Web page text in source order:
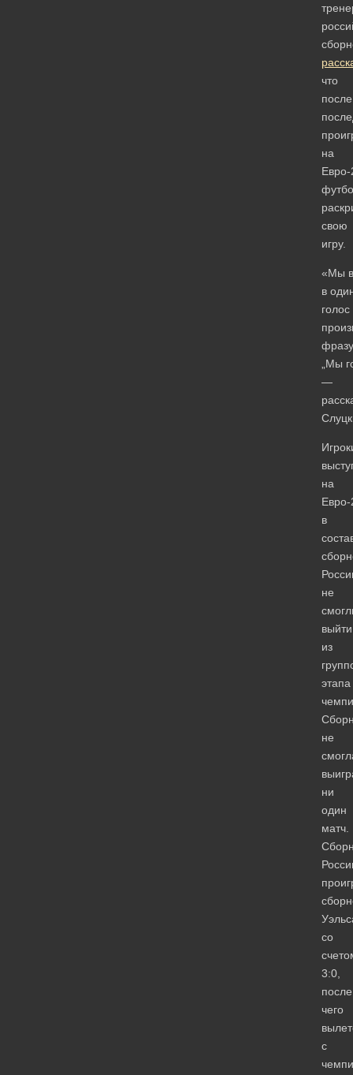
что
после
на
свою
игру.
«Мы
в
голос
„Мы
—
на
в
не
выйти
из
этапа
не
ни
один
матч.
со
3:0,
после
чего
с